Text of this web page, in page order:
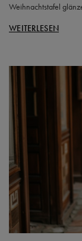
Weihnachtstafel
WEITERLESEN